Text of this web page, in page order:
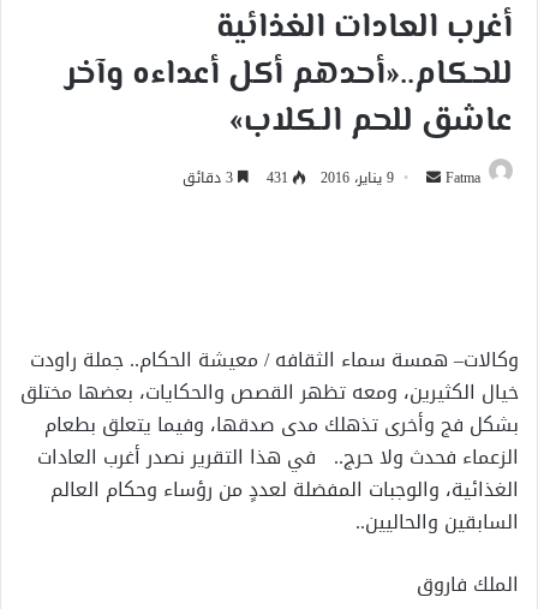
أغرب العادات الغذائية
للحكام..«أحدهم أكل أعداءه وآخر
عاشق للحم الكلاب»
Fatma
أرسل 9 يناير، 2016 431
وكالات– همسة سماء الثقافه / معيشة الحكام.. جملة راودت
خيال الكثيرين، ومعه تظهر القصص والحكايات، بعضها مختلق
بشكل فج وأخرى تذهلك مدى صدقها، وفيما يتعلق بطعام
الزعماء فحدث ولا حرج.. في هذا التقرير نصدر أغرب العادات
الغذائية، والوجبات المفضلة لعددٍ من رؤساء وحكام العالم
السابقين والحاليين..
الملك فاروق